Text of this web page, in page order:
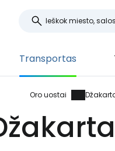
Transportas
Oro uostai